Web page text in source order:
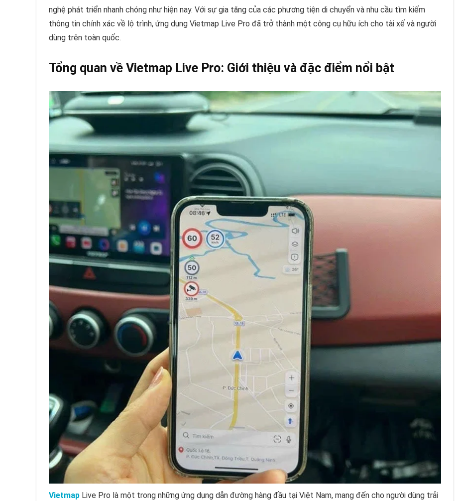
nghệ phát triển nhanh chóng như hiện nay. Với sự gia tăng của các phương tiện di chuyển và nhu cầu tìm kiếm
thông tin chính xác về lộ trình, ứng dụng Vietmap Live Pro đã trở thành một công cụ hữu ích cho tài xế và người
dùng trên toàn quốc.
Tổng quan về Vietmap Live Pro: Giới thiệu và đặc điểm nổi bật
Vietmap Live Pro là một trong những ứng dụng dẫn đường hàng đầu tại Việt Nam, mang đến cho người dùng trải